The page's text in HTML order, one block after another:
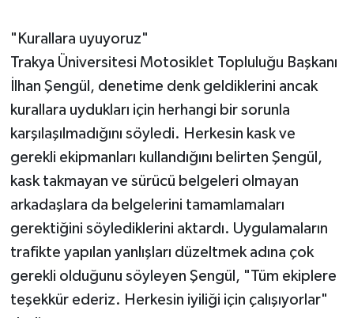
"Kurallara uyuyoruz"
Trakya Üniversitesi Motosiklet Topluluğu Başkanı
İlhan Şengül, denetime denk geldiklerini ancak
kurallara uydukları için herhangi bir sorunla
karşılaşılmadığını söyledi. Herkesin kask ve
gerekli ekipmanları kullandığını belirten Şengül,
kask takmayan ve sürücü belgeleri olmayan
arkadaşlara da belgelerini tamamlamaları
gerektiğini söylediklerini aktardı. Uygulamaların
trafikte yapılan yanlışları düzeltmek adına çok
gerekli olduğunu söyleyen Şengül, "Tüm ekiplere
teşekkür ederiz. Herkesin iyiliği için çalışıyorlar"